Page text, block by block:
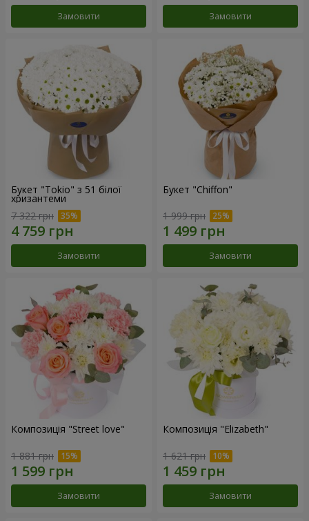
Замовити Замовити
Букет "Tokio" з 51 білої
хризантеми
7 322 грн
Замовити
Букет "Chiffon"
1 999 грн
Замовити
Композиція "Street love"
1 881 грн
Замовити
Композиція "Elizabeth"
1 621 грн
Замовити